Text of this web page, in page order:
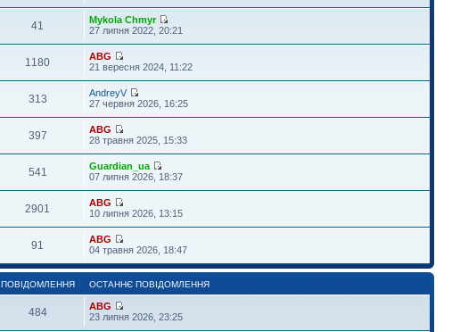
41
Mykola Chmyr
27 липня 2022, 20:21
1180
ABG
21 вересня 2024, 11:22
313
AndreyV
27 червня 2026, 16:25
397
ABG
28 травня 2025, 15:33
541
Guardian_ua
07 липня 2026, 18:37
2901
ABG
10 липня 2026, 13:15
91
ABG
04 травня 2026, 18:47
ПОВІДОМЛЕННЯ ОСТАННЄ ПОВІДОМЛЕННЯ
484
ABG
23 липня 2026, 23:25